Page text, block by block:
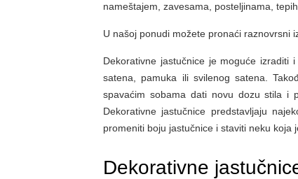
nameštajem, zavesama, posteljinama,
U našoj ponudi možete pronaći raznovrsni
Dekorativne jastučnice je moguće izraditi
satena, pamuka ili svilenog satena.
spavaćim sobama dati novu dozu stila i
Dekorativne jastučnice predstavljaju
promeniti boju jastučnice i staviti neku koja
Dekorativne